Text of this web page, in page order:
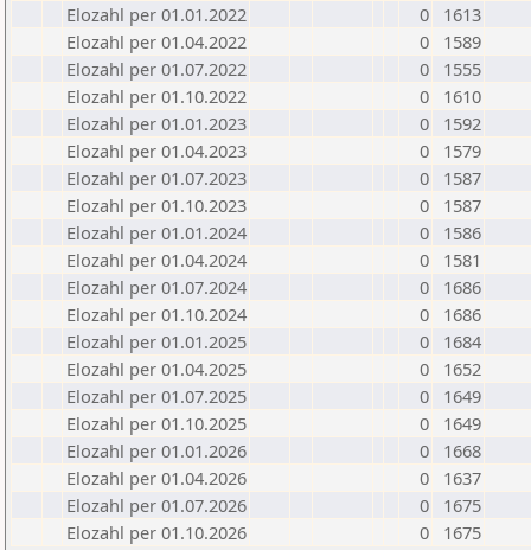
Elozahl per 01.01.2022
0
1613
Elozahl per 01.04.2022
0
1589
Elozahl per 01.07.2022
0
1555
Elozahl per 01.10.2022
0
1610
Elozahl per 01.01.2023
0
1592
Elozahl per 01.04.2023
0
1579
Elozahl per 01.07.2023
0
1587
Elozahl per 01.10.2023
0
1587
Elozahl per 01.01.2024
0
1586
Elozahl per 01.04.2024
0
1581
Elozahl per 01.07.2024
0
1686
Elozahl per 01.10.2024
0
1686
Elozahl per 01.01.2025
0
1684
Elozahl per 01.04.2025
0
1652
Elozahl per 01.07.2025
0
1649
Elozahl per 01.10.2025
0
1649
Elozahl per 01.01.2026
0
1668
Elozahl per 01.04.2026
0
1637
Elozahl per 01.07.2026
0
1675
Elozahl per 01.10.2026
0 1675